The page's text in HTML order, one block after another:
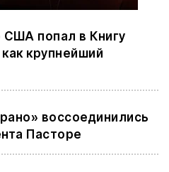
попал в Книгу
крупнейший
воссоединились
Пасторе